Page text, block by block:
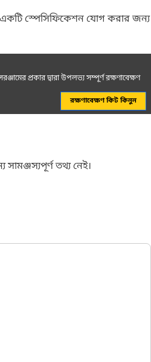
স্পেসিফিকেশন যোগ করার জন্য
প্রকার দ্বারা উপলভ্য সম্পূর্ণ রক্ষণাবেক্ষণ
রক্ষণাবেক্ষণ কিট কিনুন
তথ্য নেই।